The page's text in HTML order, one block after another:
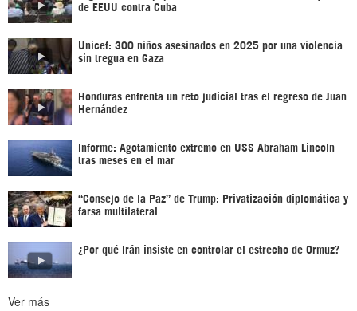
de EEUU contra Cuba
Unicef: 300 niños asesinados en 2025 por una violencia
sin tregua en Gaza
Honduras enfrenta un reto judicial tras el regreso de Juan
Hernández
Informe: Agotamiento extremo en USS Abraham Lincoln
tras meses en el mar
“Consejo de la Paz” de Trump: Privatización diplomática y
farsa multilateral
¿Por qué Irán insiste en controlar el estrecho de Ormuz?
Ver más